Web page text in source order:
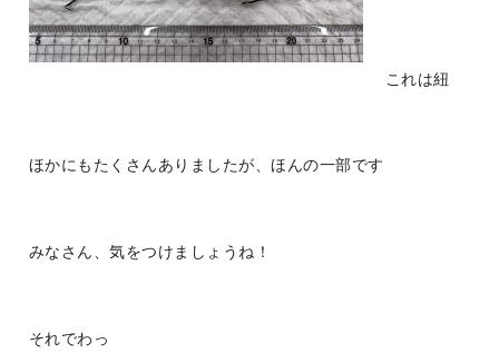
これは紐
ほかにもたくさんありましたが、ほんの一部です
みなさん、気をつけましょうね！
それでわっ